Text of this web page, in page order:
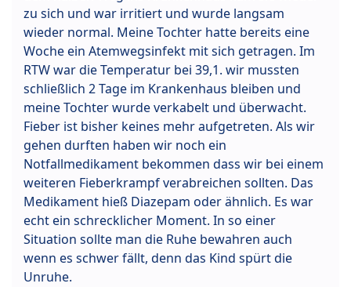
zu sich und war irritiert und wurde langsam
wieder normal. Meine Tochter hatte bereits eine
Woche ein Atemwegsinfekt mit sich getragen. Im
RTW war die Temperatur bei 39,1. wir mussten
schließlich 2 Tage im Krankenhaus bleiben und
meine Tochter wurde verkabelt und überwacht.
Fieber ist bisher keines mehr aufgetreten. Als wir
gehen durften haben wir noch ein
Notfallmedikament bekommen dass wir bei einem
weiteren Fieberkrampf verabreichen sollten. Das
Medikament hieß Diazepam oder ähnlich. Es war
echt ein schrecklicher Moment. In so einer
Situation sollte man die Ruhe bewahren auch
wenn es schwer fällt, denn das Kind spürt die
Unruhe.